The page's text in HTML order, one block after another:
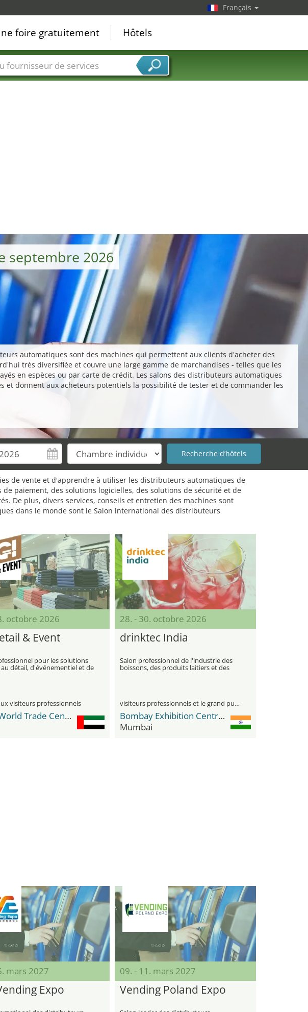
septembre 2026
automatiques sont des machines qui permettent aux clients d'acheter des
très diversifiée et couvre une large gamme de marchandises - telles que les
en espèces ou par carte de crédit. Les salons des distributeurs automatiques
donnent aux acheteurs potentiels la possibilité de tester et de commander les
de vente et d'apprendre à utiliser les distributeurs automatiques de
paiement, des solutions logicielles, des solutions de sécurité et de
De plus, divers services, conseils et entretien des machines sont
dans le monde sont le Salon international des distributeurs
octobre 2026
& Event
pour les solutions
détail, d'événementiel et de
visiteurs professionnels
Dubai World Trade Center DWTC
28. - 30. octobre 2026
drinktec India
Salon professionnel de l'industrie des
boissons, des produits laitiers et des
aliments liquides
visiteurs professionnels et le grand public
Bombay Exhibition Centre (BEC) NESCO
Mumbai
mars 2027
Expo
09. - 11. mars 2027
Vending Poland Expo
Français
foire gratuitement Hôtels
du fournisseur de services